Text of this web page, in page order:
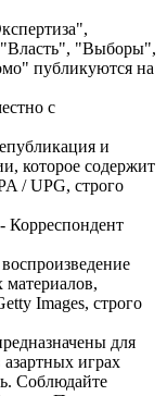
"Выборы",
публикуются на
с
и
которое содержит
/ UPG, строго
Корреспондент
Images, строго
для
играх
Соблюдайте